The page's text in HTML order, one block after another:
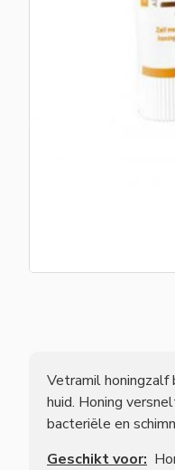
Vetramil honingzalf
huid. Honing
bacteriële en
Geschikt voor: